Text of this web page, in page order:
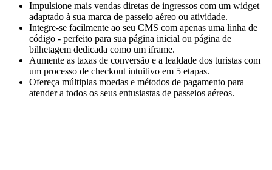
Impulsione mais vendas diretas de ingressos com um widget
adaptado à sua marca de passeio aéreo ou atividade.
Integre-se facilmente ao seu CMS com apenas uma linha de
código - perfeito para sua página inicial ou página de
bilhetagem dedicada como um iframe.
Aumente as taxas de conversão e a lealdade dos turistas com
um processo de checkout intuitivo em 5 etapas.
Ofereça múltiplas moedas e métodos de pagamento para
atender a todos os seus entusiastas de passeios aéreos.